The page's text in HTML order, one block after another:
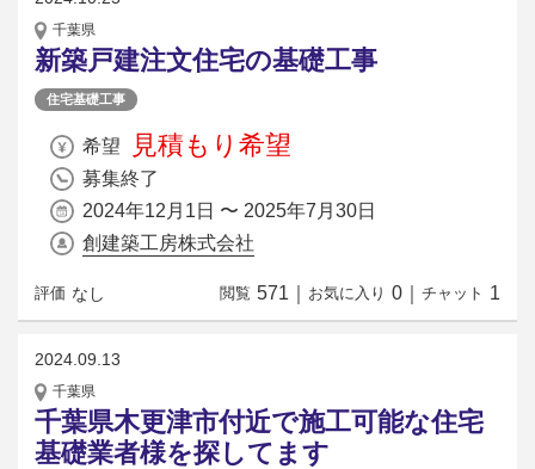
千葉県
新築戸建注文住宅の基礎工事
住宅基礎工事
希望 見積もり希望
募集終了
2024年12月1日 〜 2025年7月30日
創建築工房株式会社
評価 なし 閲覧 571 お気に入り 0 チャット 1
2024.09.13
千葉県
千葉県木更津市付近で施工可能な住宅
基礎業者様を探してます